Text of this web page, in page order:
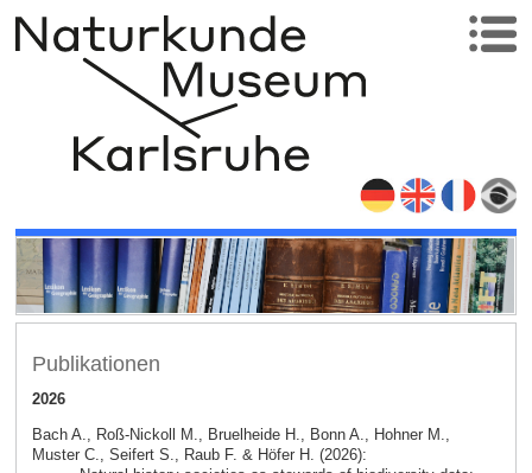
Publikationen
2026
Bach A., Roß-Nickoll M., Bruelheide H., Bonn A., Hohner M.,
Muster C., Seifert S., Raub F. & Höfer H. (2026):